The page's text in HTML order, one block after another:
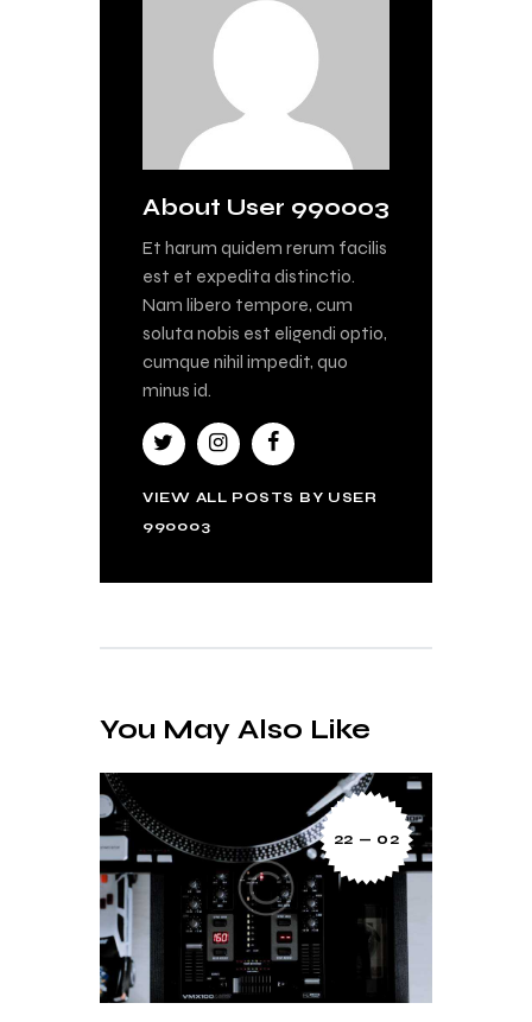
About User 990003
Et harum quidem rerum facilis
est et expedita distinctio.
Nam libero tempore, cum
soluta nobis est eligendi optio,
cumque nihil impedit, quo
minus id.
VIEW ALL POSTS BY USER
990003
You May Also Like
22 — 02